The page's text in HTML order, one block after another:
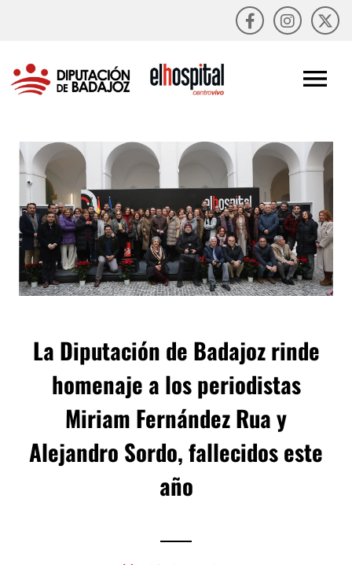
La Diputación de Badajoz rinde
homenaje a los periodistas
Miriam Fernández Rua y
Alejandro Sordo, fallecidos este
año